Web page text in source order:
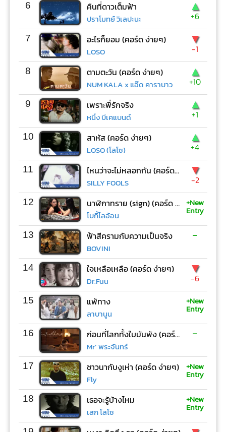
6 คืนที่ดาวเต็มฟ้า
ปราโมทย์ วิเลปะนะ
▲
+6
7 อะไรก็ยอม (คอร์ด ง่ายๆ)
LOSO
▼
-1
8 ตามตะวัน (คอร์ด ง่ายๆ)
NUM KALA x แอ๊ด คาราบาว
▲
+10
9 เพราะพี่รักจริง
หนึ่ง บีเคแบนด์
▲
+1
10 สาหัส (คอร์ด ง่ายๆ)
LOSO (โลโซ)
▲
+4
11 ไหนว่าจะไม่หลอกกัน (คอร์ด ง่ายๆ)
SILLY FOOLS
▼
-2
12 นาฬิกาทราย (sign) (คอร์ด ง่ายๆ)
โบกี้ไลอ้อน
+New
Entry
13 ฟ้าสีครามกับความเป็นจริง
BOVINI
-
14 ใจเหลือเหลือ (คอร์ด ง่ายๆ)
Dr.Fuu
▼
-6
15 แพ้ทาง
ลาบานูน
+New
Entry
16 ก่อนที่โลกทั้งใบมันพัง (คอร์ด ง่ายๆ)
Mr’ พระจันทร์
-
17 ชาวนากับงูเห่า (คอร์ด ง่ายๆ)
Fly
+New
Entry
18 เธอจะรู้บ้างไหม
เสก โลโซ
+New
Entry